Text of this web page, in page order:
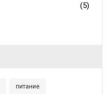
(5)
питание